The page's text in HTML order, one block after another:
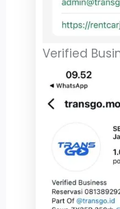
Verified